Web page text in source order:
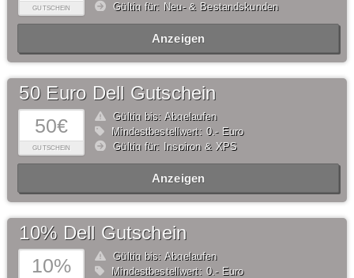
GUTSCHEIN
Gültig für: Neu- & Bestandskunden
Anzeigen
50€
GUTSCHEIN
50 Euro Dell Gutschein
Gültig bis: Abgelaufen
Mindestbestellwert: 0,- Euro
Gültig für: Inspiron & XPS
Anzeigen
10%
10% Dell Gutschein
Gültig bis: Abgelaufen
Mindestbestellwert: 0,- Euro